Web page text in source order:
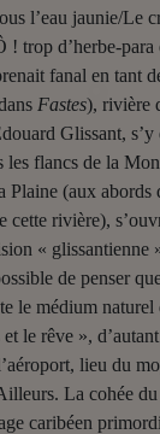
l’eau jaunie/Le
! trop d’herbe-para
fanal en tant
Fastes), rivière
Glissant, s’y
les flancs de la
Plaine (aux
cette rivière),
« glissantienne
de penser
le médium naturel
le rêve »,
lieu du
La cohée du
caribéen